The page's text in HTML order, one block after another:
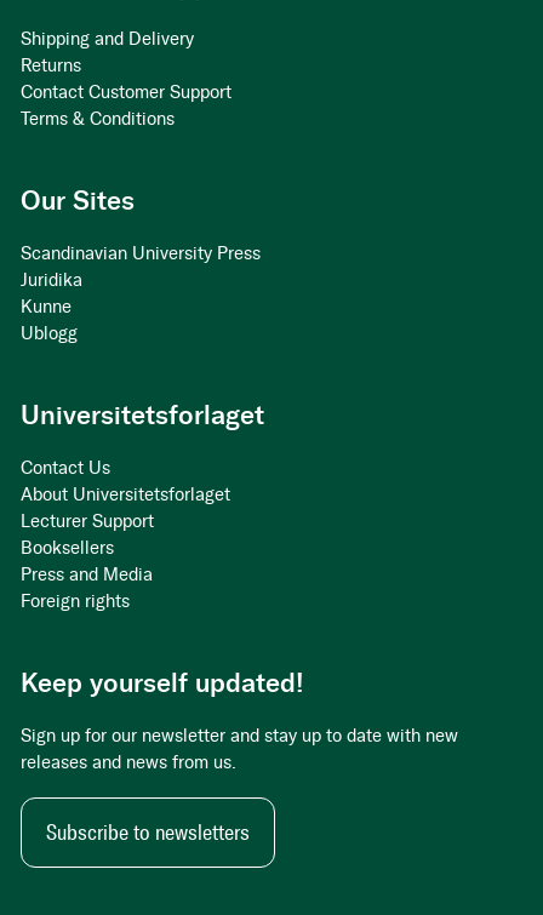
Shipping and Delivery
Returns
Contact Customer Support
Terms & Conditions
Our Sites
Scandinavian University Press
Juridika
Kunne
Ublogg
Universitetsforlaget
Contact Us
About Universitetsforlaget
Lecturer Support
Booksellers
Press and Media
Foreign rights
Keep yourself updated!
Sign up for our newsletter and stay up to date with new
releases and news from us.
Subscribe to newsletters